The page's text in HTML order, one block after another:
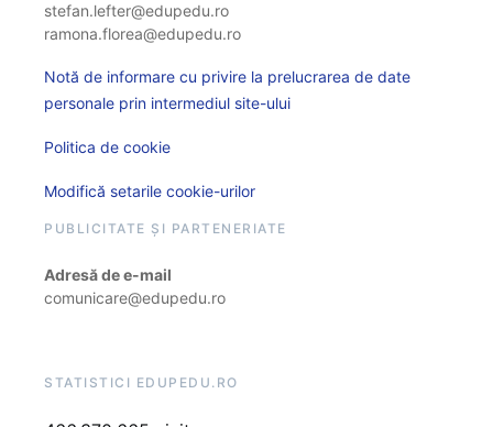
stefan.lefter@edupedu.ro
ramona.florea@edupedu.ro
Notă de informare cu privire la prelucrarea de date
personale prin intermediul site-ului
Politica de cookie
Modifică setarile cookie-urilor
PUBLICITATE ȘI PARTENERIATE
Adresă de e-mail
comunicare@edupedu.ro
STATISTICI EDUPEDU.RO